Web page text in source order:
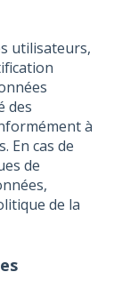
utilisateurs,
des
à
En cas de
de
de la